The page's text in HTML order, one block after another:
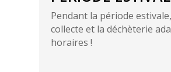
Pendant la période
collecte et la déchèterie
horaires !